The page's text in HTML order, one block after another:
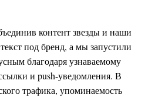
контент звезды и наши
под бренд, а мы запустили
благодаря узнаваемому
и push-уведомления. В
трафика, упоминаемость